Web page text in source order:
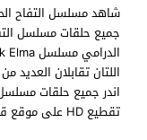
اللتان تقابلان
اندر جميع حلقات
تقطيع HD على موقع قصة عشق